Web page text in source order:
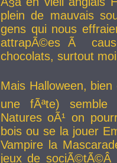
plein de mauvais
gens qui nous
attrapÃ©es Ã
chocolats, surtout
Mais Halloween, bien
une fÃªte) semble
Natures oÃ¹ on
bois ou se la jouer
Vampire la
jeux de